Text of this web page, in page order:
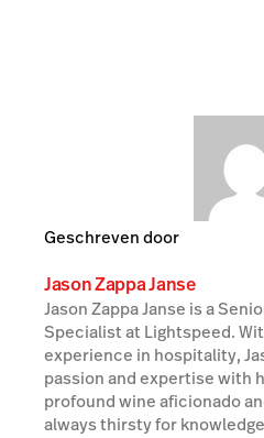
Geschreven door
Jason Zappa Janse
Jason Zappa Janse is a
Specialist at Lightspeed.
experience in hospitality,
passion and expertise with
profound wine aficionado
always thirsty for